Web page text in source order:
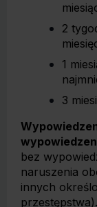
2
1
3
bez
naruszenia
innych